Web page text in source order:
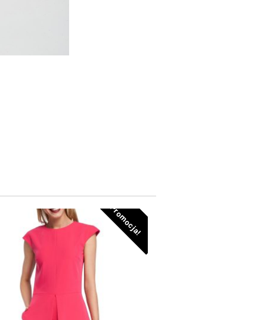
Promocja!